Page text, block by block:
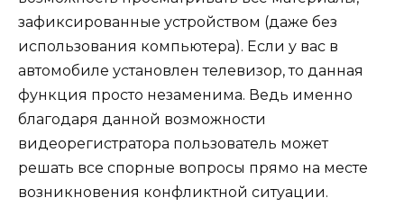
зафиксированные устройством (даже без
использования компьютера). Если у вас в
автомобиле установлен телевизор, то данная
функция просто незаменима. Ведь именно
благодаря данной возможности
видеорегистратора пользователь может
решать все спорные вопросы прямо на месте
возникновения конфликтной ситуации.